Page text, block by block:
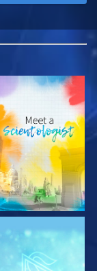
EXPLORE A SÉRIE